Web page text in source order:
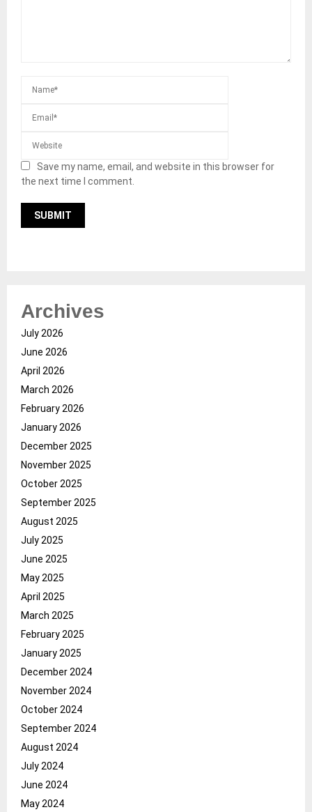
Save my name, email, and website in this browser for
the next time I comment.
Archives
July 2026
June 2026
April 2026
March 2026
February 2026
January 2026
December 2025
November 2025
October 2025
September 2025
August 2025
July 2025
June 2025
May 2025
April 2025
March 2025
February 2025
January 2025
December 2024
November 2024
October 2024
September 2024
August 2024
July 2024
June 2024
May 2024